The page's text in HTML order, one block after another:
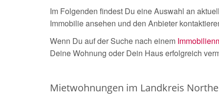
Im Folgenden findest Du eine Auswahl an
Immobilie ansehen und den Anbieter
Wenn Du auf der Suche nach einem
Deine Wohnung oder Dein Haus erfolgreich
Mietwohnungen im Landkreis